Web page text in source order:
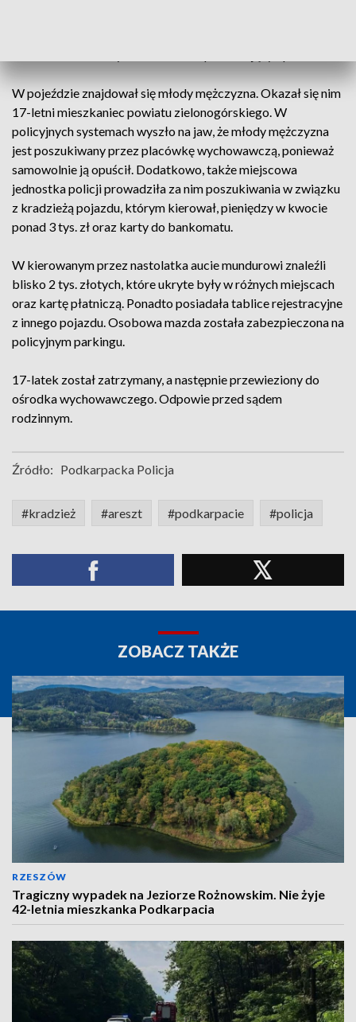
W pojeździe znajdował się młody mężczyzna. Okazał się nim
17-letni mieszkaniec powiatu zielonogórskiego. W
policyjnych systemach wyszło na jaw, że młody mężczyzna
jest poszukiwany przez placówkę wychowawczą, ponieważ
samowolnie ją opuścił. Dodatkowo, także miejscowa
jednostka policji prowadziła za nim poszukiwania w związku
z kradzieżą pojazdu, którym kierował, pieniędzy w kwocie
ponad 3 tys. zł oraz karty do bankomatu.
W kierowanym przez nastolatka aucie mundurowi znaleźli
blisko 2 tys. złotych, które ukryte były w różnych miejscach
oraz kartę płatniczą. Ponadto posiadała tablice rejestracyjne
z innego pojazdu. Osobowa mazda została zabezpieczona na
policyjnym parkingu.
17-latek został zatrzymany, a następnie przewieziony do
ośrodka wychowawczego. Odpowie przed sądem
rodzinnym.
Źródło: Podkarpacka Policja
#kradzież #areszt #podkarpacie #policja
ZOBACZ TAKŻE
RZESZÓW
Tragiczny wypadek na Jeziorze Rożnowskim. Nie żyje
42-letnia mieszkanka Podkarpacia